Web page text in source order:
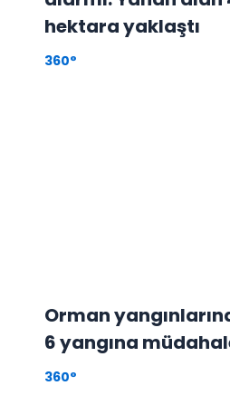
hektara yaklaştı
360°
Orman
6 yangına
360°